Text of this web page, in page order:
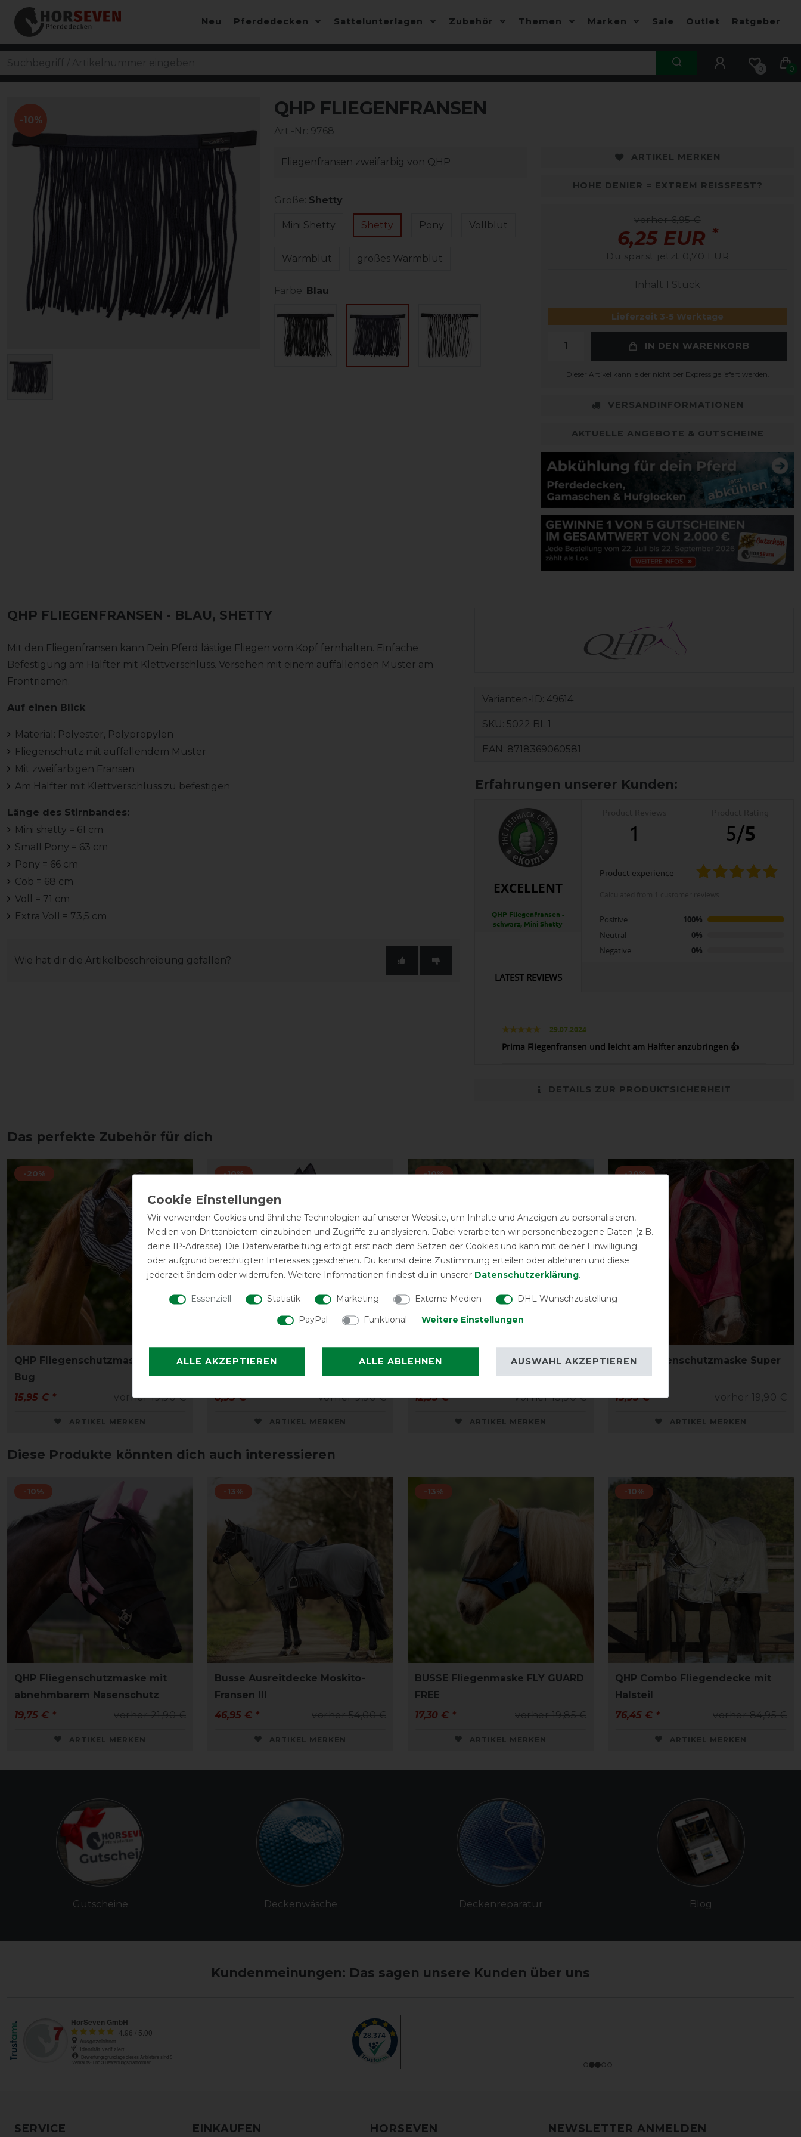
Neu Pferdedecken Sattelunterlagen Zubehör Themen Marken Sale Outlet Ratgeber
0 0
-10%
QHP FLIEGENFRANSEN
Art.-Nr: 9768
Fliegenfransen zweifarbig von QHP
Größe: Shetty
Mini Shetty Shetty Pony Vollblut
Warmblut großes Warmblut
Farbe: Blau
ARTIKEL MERKEN
HOHE DENIER = EXTREM REISSFEST?
vorher 6,95 €
6,25 EUR *
Du sparst jetzt 0,70 EUR
Inhalt 1 Stück
Lieferzeit 3-5 Werktage
IN DEN WARENKORB
Dieser Artikel kann leider nicht per Express geliefert werden.
VERSANDINFORMATIONEN
AKTUELLE ANGEBOTE & GUTSCHEINE
QHP FLIEGENFRANSEN - BLAU, SHETTY
Mit den Fliegenfransen kann Dein Pferd lästige Fliegen vom Kopf fernhalten. Einfache
Befestigung am Halfter mit Klettverschluss. Versehen mit einem auffallenden Muster am
Frontriemen.
Auf einen Blick
Material: Polyester, Polypropylen
Fliegenschutz mit auffallendem Muster
Mit zweifarbigen Fransen
Am Halfter mit Klettverschluss zu befestigen
Länge des Stirnbandes:
Mini shetty = 61 cm
Small Pony = 63 cm
Pony = 66 cm
Cob = 68 cm
Voll = 71 cm
Extra Voll = 73,5 cm
Wie hat dir die Artikelbeschreibung gefallen?
Varianten-ID: 49614
SKU: 5022 BL 1
EAN: 8718369060581
EXCELLENT
QHP Fliegenfransen -
schwarz, Mini Shetty
1 5/5
product experience
Positive
100%
Neutral
0%
Negative
0%
LATEST REVIEWS
29.07.2024
Prima Fliegenfransen und leicht am Halfter anzubringen 👍
DETAILS ZUR PRODUKTSICHERHEIT
Das perfekte Zubehör für dich
-20%
QHP Fliegenschutzmaske Super
Bug
vorher 19,90 €
15,95 € *
ARTIKEL MERKEN
-10%
QHP Fliegenfransen mit Ohren
vorher 9,90 €
8,95 € *
ARTIKEL MERKEN
-10%
QHP Fliegenmaske ohne
Ohrenschutz
vorher 13,90 €
12,55 € *
ARTIKEL MERKEN
-20%
QHP Fliegenschutzmaske Super
Bug
vorher 19,90 €
15,95 € *
ARTIKEL MERKEN
Diese Produkte könnten dich auch interessieren
-10%
QHP Fliegenschutzmaske mit
abnehmbarem Nasenschutz
vorher 21,90 €
19,75 € *
ARTIKEL MERKEN
-13%
Busse Ausreitdecke Moskito-
Fransen III
vorher 54,00 €
46,95 € *
ARTIKEL MERKEN
-13%
BUSSE Fliegenmaske FLY GUARD
FREE
vorher 19,85 €
17,30 € *
ARTIKEL MERKEN
-10%
QHP Combo Fliegendecke mit
Halsteil
vorher 84,95 €
76,45 € *
ARTIKEL MERKEN
Gutscheine Deckenwäsche Deckenreparatur Blog
Kundenmeinungen: Das sagen unsere Kunden über uns
SERVICE EINKAUFEN HORSEVEN NEWSLETTER ANMELDEN
Wir verwenden Cookies und ähnliche Technologien auf unserer Website, um Inhalte und Anzeigen zu personalisieren,
Medien von Drittanbietern einzubinden und Zugriffe zu analysieren. Dabei verarbeiten wir personenbezogene Daten (z.B.
deine IP-Adresse). Die Datenverarbeitung erfolgt erst nach dem Setzen der Cookies und kann mit deiner Einwilligung
oder aufgrund berechtigten Interesses geschehen. Du kannst deine Zustimmung erteilen oder ablehnen und diese
jederzeit ändern oder widerrufen. Weitere Informationen findest du in unserer Daten­schutz­erklärung.
Essenziell Statistik Marketing Externe Medien
DHL Wunschzustellung
PayPal
Funktional Weitere Einstellungen
ALLE AKZEPTIEREN ALLE ABLEHNEN AUSWAHL AKZEPTIEREN